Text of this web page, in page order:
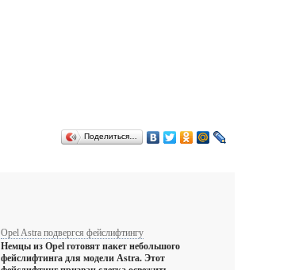
Поделиться…
Opel Astra подвергся фейслифтингу
Немцы из Opel готовят пакет небольшого
фейслифтинга для модели Astra. Этот